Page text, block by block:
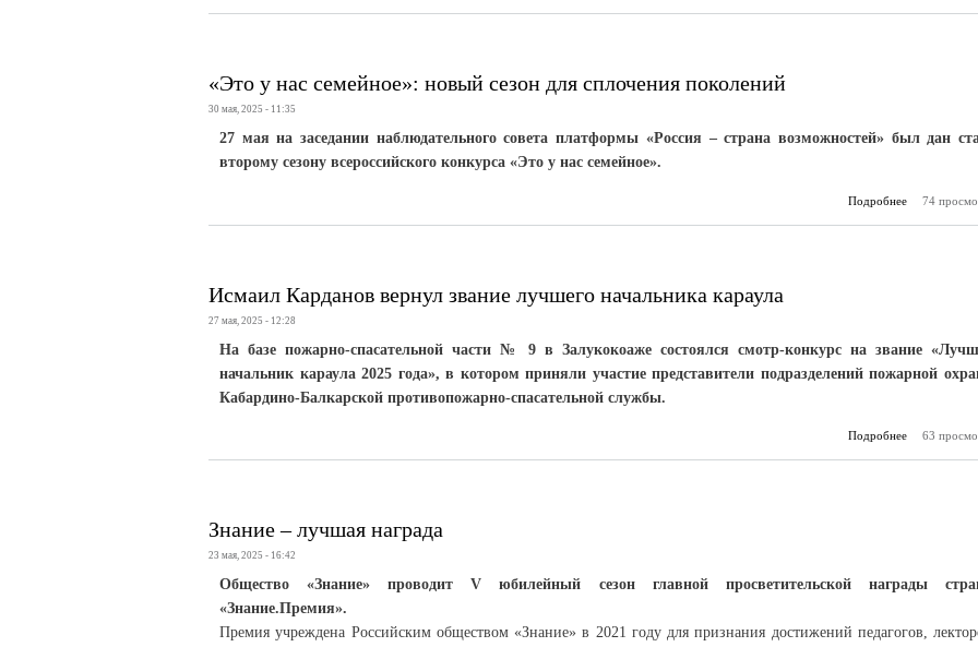
«Это у нас семейное»: новый сезон для сплочения поколений
30 мая, 2025 - 11:35
27 мая на заседании наблюдательного совета платформы «Россия – страна возможностей» был дан
второму сезону всероссийского конкурса «Это у нас семейное».
Подробнее
о
74
Исмаил Карданов вернул звание лучшего начальника караула
27 мая, 2025 - 12:28
На базе пожарно-спасательной части № 9 в Залукокоаже состоялся смотр-конкурс на звание
начальник караула 2025 года», в котором приняли участие представители подразделений пожарной
Кабардино-Балкарской противопожарно-спасательной службы.
Подробнее
о Исмаил
63
Знание – лучшая награда
23 мая, 2025 - 16:42
Общество «Знание» проводит V юбилейный сезон главной просветительской награды
«Знание.Премия».
Премия учреждена Российским обществом «Знание» в 2021 году для признания достижений педагогов,